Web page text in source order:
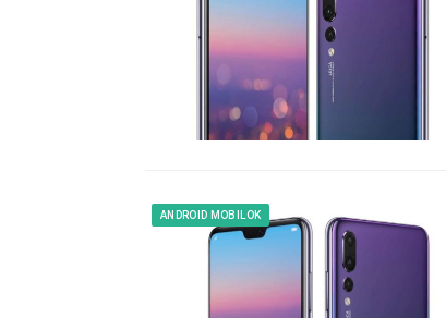
ANDROID MOBILOK